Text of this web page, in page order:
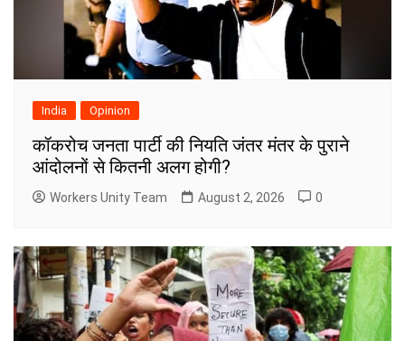
India Opinion
कॉकरोच जनता पार्टी की नियति जंतर मंतर के पुराने
आंदोलनों से कितनी अलग होगी?
Workers Unity Team August 2, 2026 0